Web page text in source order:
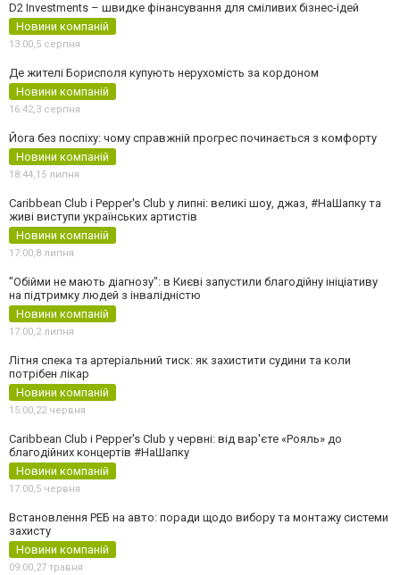
D2 Investments – швидке фінансування для сміливих бізнес-ідей
Новини компаній
13:00,5 серпня
Де жителі Борисполя купують нерухомість за кордоном
Новини компаній
16:42,3 серпня
Йога без поспіху: чому справжній прогрес починається з комфорту
Новини компаній
18:44,15 липня
Caribbean Club і Pepper's Club у липні: великі шоу, джаз, #НаШапку та
живі виступи українських артистів
Новини компаній
17:00,8 липня
"Обійми не мають діагнозу": в Києві запустили благодійну ініціативу
на підтримку людей з інвалідністю
Новини компаній
17:00,2 липня
Літня спека та артеріальний тиск: як захистити судини та коли
потрібен лікар
Новини компаній
15:00,22 червня
Caribbean Club і Pepper's Club у червні: від вар'єте «Рояль» до
благодійних концертів #НаШапку
Новини компаній
17:00,5 червня
Встановлення РЕБ на авто: поради щодо вибору та монтажу системи
захисту
Новини компаній
09:00,27 травня